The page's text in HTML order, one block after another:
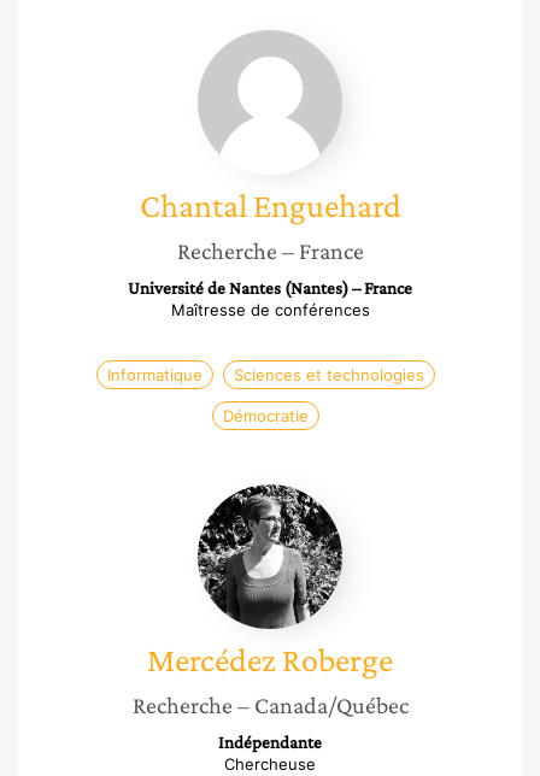
Chantal
Enguehard
Chantal Enguehard
Recherche – France
Université de Nantes (Nantes) – France
Maîtresse de conférences
Informatique Sciences et technologies
Démocratie
Mercédez
Roberge
Mercédez Roberge
Recherche – Canada/Québec
Indépendante
Chercheuse